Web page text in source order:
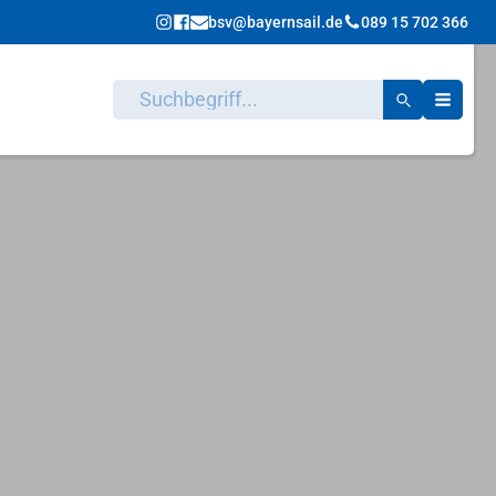
bsv@bayernsail.de 089 15 702 366